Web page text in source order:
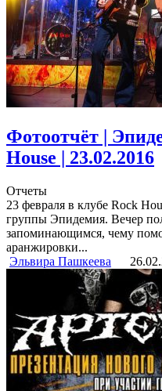
Фотоотчёт |
House | 23.02.2016
Отчеты
23 февраля в клубе Rock
группы Эпидемия. Вечер
запоминающимся, чему
аранжировки...
Эльвира Пашкеева